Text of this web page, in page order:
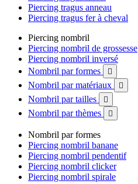
Piercing tragus anneau
Piercing tragus fer à cheval
Piercing nombril
Piercing nombril de grossesse
Piercing nombril inversé
Nombril par formes

Nombril par matériaux 
Nombril par tailles 
Nombril par thèmes 
Nombril par formes
Piercing nombril banane
Piercing nombril pendentif
Piercing nombril clicker
Piercing nombril spirale